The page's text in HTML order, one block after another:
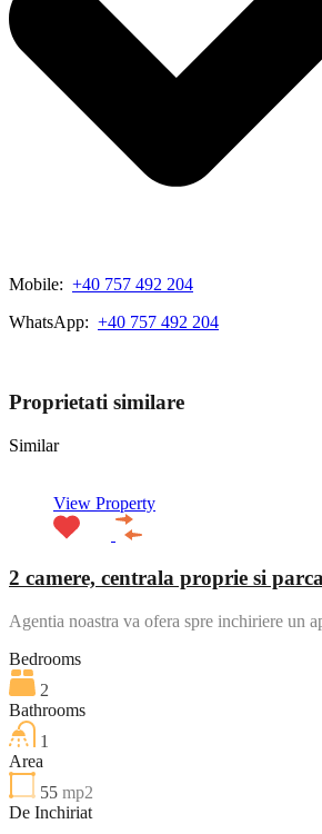
Mobile: +40 757 492 204
WhatsApp: +40 757 492 204
Proprietati similare
Similar
View Property
2 camere, centrala proprie si
Agentia noastra va ofera spre inchiriere un
Bedrooms
2
Bathrooms
1
Area
55 mp2
De Inchiriat